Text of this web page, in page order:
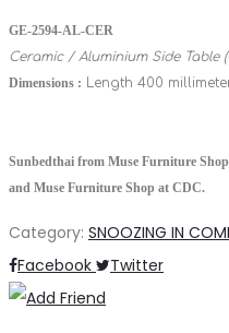
GE-2594-AL-CER
Ceramic / Aluminium Side Table
Dimensions : Length 400
Sunbedthai from Muse Furniture
and Muse Furniture Shop at CDC.
Category: SNOOZING IN
Share
Facebook Twitter